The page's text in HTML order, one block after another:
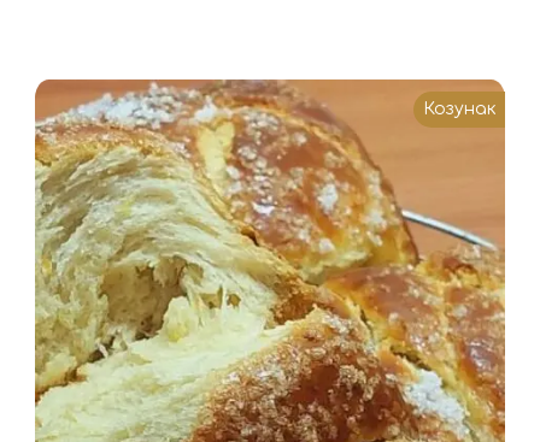
Козунак